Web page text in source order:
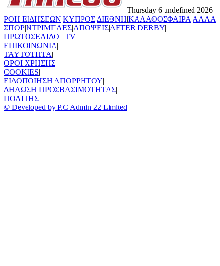
Thursday 6 undefined 2026
ΡΟΗ ΕΙΔΗΣΕΩΝ|ΚΥΠΡΟΣ|ΔΙΕΘΝΗ|ΚΑΛΑΘΟΣΦΑΙΡΑ|ΑΛΛΑ
ΣΠΟΡ|ΝΤΡΙΜΠΛΕΣ|ΑΠΟΨΕΙΣ|AFTER DERBY|
ΠΡΩΤΟΣΕΛΙΔΟ | TV
ΕΠΙΚΟΙΝΩΝΙΑ|
TAYTOTHTA|
ΟΡΟΙ ΧΡΗΣΗΣ|
COOKIES|
ΕΙΔΟΠΟΙΗΣΗ ΑΠΟΡΡΗΤΟΥ|
ΔΗΛΩΣΗ ΠΡΟΣΒΑΣΙΜΟΤΗΤΑΣ|
ΠΟΛΙΤΗΣ
© Developed by P.C Admin 22 Limited